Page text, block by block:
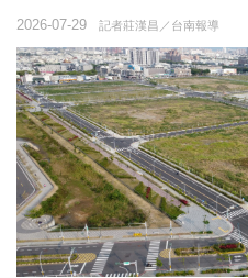
記者莊漢昌／台南報導
2026-07-29